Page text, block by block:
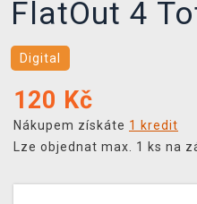
FlatOut 4
Digital
120 Kč
Nákupem získáte 1 kredit
Lze objednat max. 1 ks na